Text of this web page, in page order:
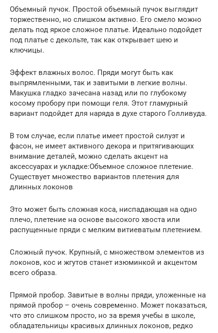
Объемный пучок. Простой объемный пучок выглядит
торжественно, но слишком активно. Его смело можно
делать под яркое сложное платье. Идеально подойдет
под платье с декольте, так как открывает шею и
ключицы.
Эффект влажных волос. Пряди могут быть как
выпрямленными, так и завитыми в легкие волны.
Макушка гладко зачесана назад или по глубокому
косому пробору при помощи геля. Этот гламурный
вариант подойдет для наряда в духе старого Голливуда.
В том случае, если платье имеет простой силуэт и
фасон, не имеет активного декора и притягивающих
внимание деталей, можно сделать акцент на
аксессуарах и укладке:Объемное сложное плетение.
Существует множество вариантов плетения для
длинных локонов
Это может быть сложная коса, ниспадающая на одно
плечо, плетение на основе высокого хвоста или
распущенные пряди с мелким витиеватым плетением.
Сложный пучок. Крупный, с множеством элементов из
локонов, кос и жгутов станет изюминкой и акцентом
всего образа.
Прямой пробор. Завитые в волны пряди, уложенные на
прямой пробор – очень современно. Может показаться,
что это слишком просто, но за время учебы в школе,
обладательницы красивых длинных локонов, редко